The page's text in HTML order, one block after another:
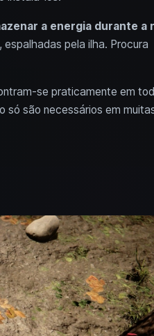
a energia durante a
, espalhadas pela ilha. Procura
se praticamente em
só são necessários em